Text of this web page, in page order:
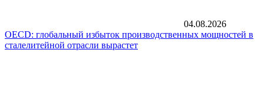
04.08.2026
OECD: глобальный избыток производственных мощностей в
сталелитейной отрасли вырастет